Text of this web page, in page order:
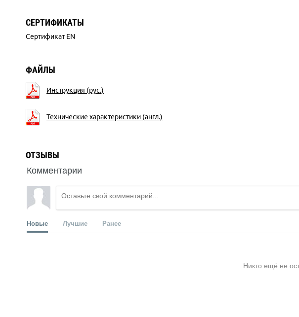
СЕРТИФИКАТЫ
Сертификат EN
ФАЙЛЫ
Инструкция (рус.)
Технические характеристики (англ.)
ОТЗЫВЫ
Комментарии
Новые Лучшие Ранее
Никто ещё не